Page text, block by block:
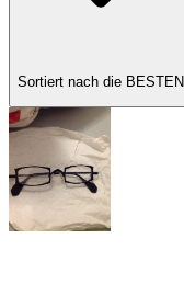
Sortiert nach die BESTEN